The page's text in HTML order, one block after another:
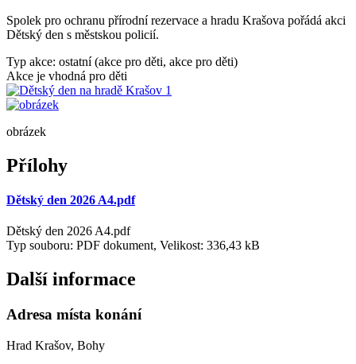
Spolek pro ochranu přírodní rezervace a hradu Krašova pořádá akci
Dětský den s městskou policií.
Typ akce: ostatní (akce pro děti, akce pro děti)
Akce je vhodná pro děti
obrázek
Přílohy
Dětský den 2026 A4.pdf
Dětský den 2026 A4.pdf
Typ souboru: PDF dokument, Velikost: 336,43 kB
Další informace
Adresa místa konání
Hrad Krašov, Bohy